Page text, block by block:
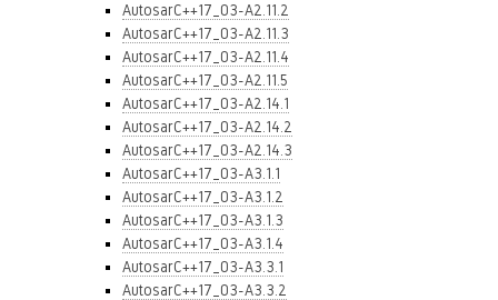
AutosarC++17_03-A2.11.2
AutosarC++17_03-A2.11.3
AutosarC++17_03-A2.11.4
AutosarC++17_03-A2.11.5
AutosarC++17_03-A2.14.1
AutosarC++17_03-A2.14.2
AutosarC++17_03-A2.14.3
AutosarC++17_03-A3.1.1
AutosarC++17_03-A3.1.2
AutosarC++17_03-A3.1.3
AutosarC++17_03-A3.1.4
AutosarC++17_03-A3.3.1
AutosarC++17_03-A3.3.2